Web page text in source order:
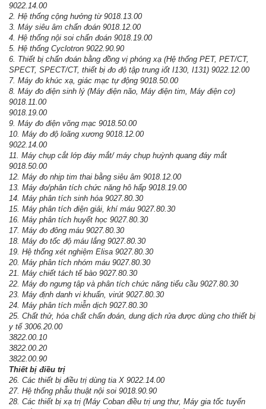
9022.14.00
2. Hệ thống cộng hưởng từ 9018.13.00
3. Máy siêu âm chẩn đoán 9018.12.00
4. Hệ thống nội soi chẩn đoán 9018.19.00
5. Hệ thống Cyclotron 9022.90.90
6. Thiết bị chẩn đoán bằng đồng vị phóng xạ (Hệ thống PET, PET/CT,
SPECT, SPECT/CT, thiết bị đo độ tập trung iốt I130, I131) 9022.12.00
7. Máy đo khúc xạ, giác mạc tự động 9018.50.00
8. Máy đo điện sinh lý (Máy điện não, Máy điện tim, Máy điện cơ)
9018.11.00
9018.19.00
9. Máy đo điện võng mạc 9018.50.00
10. Máy đo độ loãng xương 9018.12.00
9022.14.00
11. Máy chụp cắt lớp đáy mắt/ máy chụp huỳnh quang đáy mắt
9018.50.00
12. Máy đo nhịp tim thai bằng siêu âm 9018.12.00
13. Máy đo/phân tích chức năng hô hấp 9018.19.00
14. Máy phân tích sinh hóa 9027.80.30
15. Máy phân tích điện giải, khí máu 9027.80.30
16. Máy phân tích huyết học 9027.80.30
17. Máy đo đông máu 9027.80.30
18. Máy đo tốc độ máu lắng 9027.80.30
19. Hệ thống xét nghiệm Elisa 9027.80.30
20. Máy phân tích nhóm máu 9027.80.30
21. Máy chiết tách tế bào 9027.80.30
22. Máy đo ngưng tập và phân tích chức năng tiểu cầu 9027.80.30
23. Máy định danh vi khuẩn, virút 9027.80.30
24. Máy phân tích miễn dịch 9027.80.30
25. Chất thử, hóa chất chẩn đoán, dung dịch rửa được dùng cho thiết bị
y tế 3006.20.00
3822.00.10
3822.00.20
3822.00.90
Thiết bị điều trị
26. Các thiết bị điều trị dùng tia X 9022.14.00
27. Hệ thống phẫu thuật nội soi 9018.90.90
28. Các thiết bị xạ trị (Máy Coban điều trị ung thư, Máy gia tốc tuyến